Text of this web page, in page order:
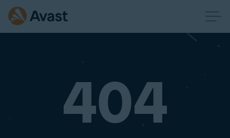
404